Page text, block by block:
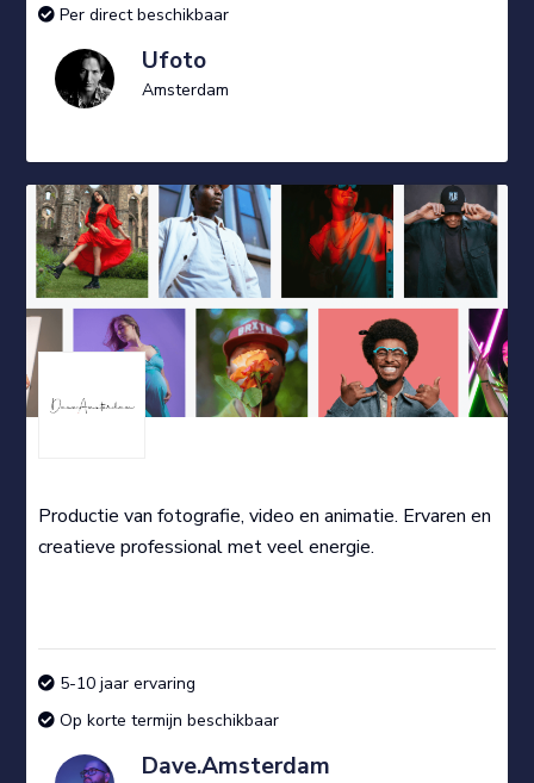
Per direct beschikbaar
Ufoto
Amsterdam
Productie van fotografie, video en animatie. Ervaren en
creatieve professional met veel energie.
5-10 jaar ervaring
Op korte termijn beschikbaar
Dave.Amsterdam